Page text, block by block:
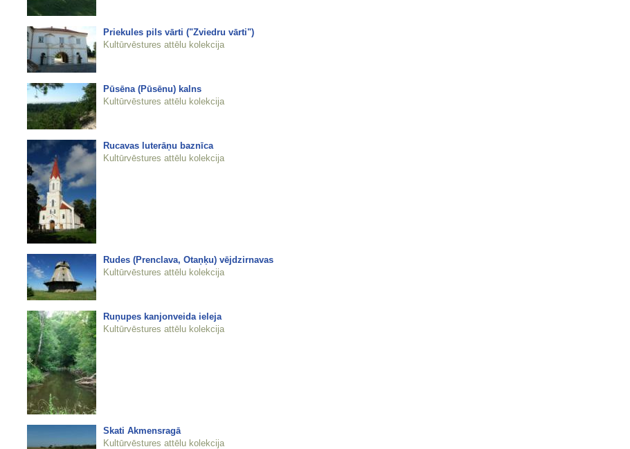
Priekules pils vārti ("Zviedru vārti")
Kultūrvēstures attēlu kolekcija
Pūsēna (Pūsēnu) kalns
Kultūrvēstures attēlu kolekcija
Rucavas luterāņu baznīca
Kultūrvēstures attēlu kolekcija
Rudes (Prenclava, Otaņķu) vējdzirnavas
Kultūrvēstures attēlu kolekcija
Ruņupes kanjonveida ieleja
Kultūrvēstures attēlu kolekcija
Skati Akmensragā
Kultūrvēstures attēlu kolekcija